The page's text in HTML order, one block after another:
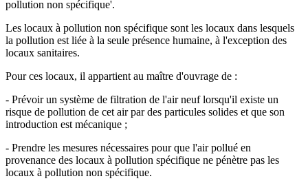
pollution non spécifique'.
Les locaux à pollution non spécifique sont les locaux dans lesquels
la pollution est liée à la seule présence humaine, à l'exception des
locaux sanitaires.
Pour ces locaux, il appartient au maître d'ouvrage de :
- Prévoir un système de filtration de l'air neuf lorsqu'il existe un
risque de pollution de cet air par des particules solides et que son
introduction est mécanique ;
- Prendre les mesures nécessaires pour que l'air pollué en
provenance des locaux à pollution spécifique ne pénètre pas les
locaux à pollution non spécifique.